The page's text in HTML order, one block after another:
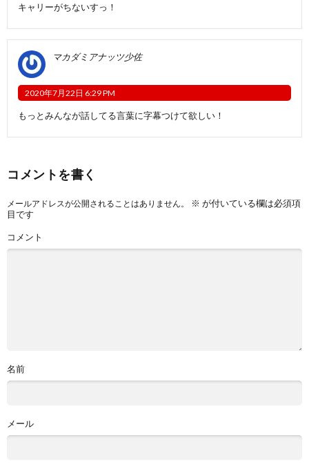
キャリーがちないすっ！
マカダミアナッツ少佐
2020年7月22日 6:29 PM
もっとみんなが話してる言葉に字幕つけて欲しい！
コメントを書く
メールアドレスが公開されることはありません。 ※ が付いている欄は必須項
目です
コメント
名前
メール